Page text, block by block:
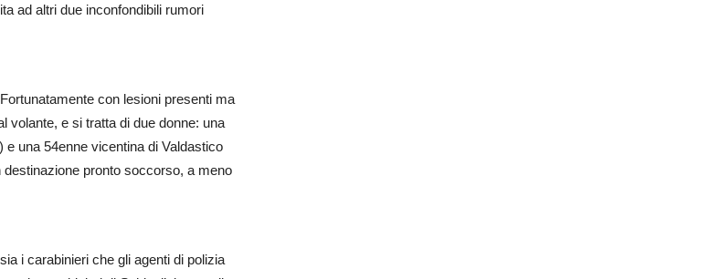
ad altri due inconfondibili rumori
con lesioni presenti ma
volante, e si tratta di due donne: una
una 54enne vicentina di Valdastico
pronto soccorso, a meno
i carabinieri che gli agenti di polizia